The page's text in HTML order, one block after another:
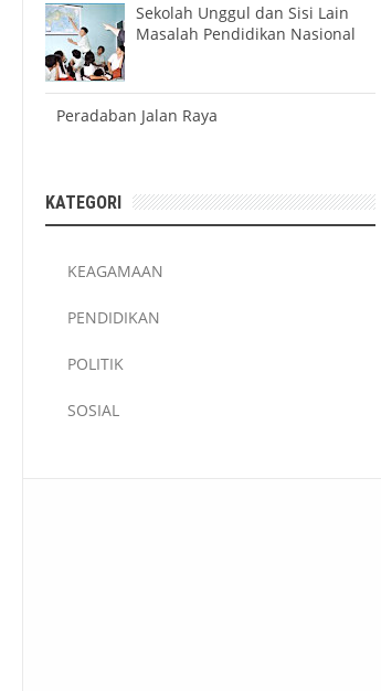
Sekolah Unggul dan Sisi Lain
Masalah Pendidikan Nasional
Peradaban Jalan Raya
KATEGORI
KEAGAMAAN
PENDIDIKAN
POLITIK
SOSIAL